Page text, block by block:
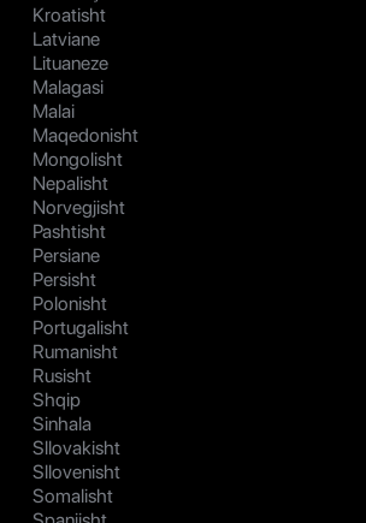
Kroatisht
Latviane
Lituaneze
Malagasi
Malai
Maqedonisht
Mongolisht
Nepalisht
Norvegjisht
Pashtisht
Persiane
Persisht
Polonisht
Portugalisht
Rumanisht
Rusisht
Shqip
Sinhala
Sllovakisht
Sllovenisht
Somalisht